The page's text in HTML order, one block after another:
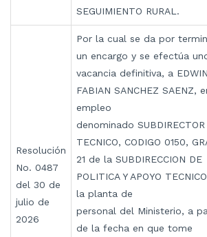
SEGUIMIENTO RURAL.
Resolución
No. 0487
del 30 de
julio de
2026
Por la cual se da por
un encargo y se efectúa
vacancia definitiva, a EDWIN
FABIAN SANCHEZ SAENZ,
empleo
denominado SUBDIRECTOR
TECNICO, CODIGO 0150,
21 de la SUBDIRECCION DE
POLITICA Y APOYO
la planta de
personal del Ministerio, a
de la fecha en que tome